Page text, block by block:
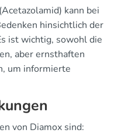
kann bei
hinsichtlich der
ist wichtig, sowohl die
aber ernsthaften
um informierte
von Diamox sind: